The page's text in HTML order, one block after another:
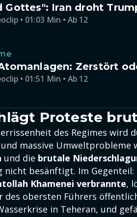
Gottes": Iran droht
• 01:03 Min • Ab 12
Zerstört
• 01:51 Min • Ab 12
Proteste
des Regimes wird
massive Umweltprobleme
und die brutale
nicht besänftigt. Im
Khamenei verbrannte,
des obersten Führers
in Teheran, und